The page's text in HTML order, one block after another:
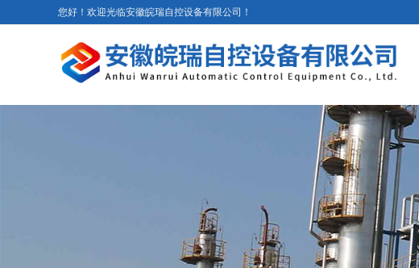
您好！欢迎光临安徽皖瑞自控设备有限公司！